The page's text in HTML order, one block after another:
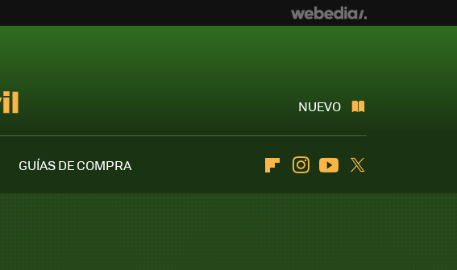
NUEVO
GUÍAS DE COMPRA
FlipboardInstagramYoutube